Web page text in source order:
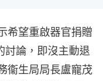
希望重啟器官捐贈
討論，即沒主動退
衞生局局長盧寵茂